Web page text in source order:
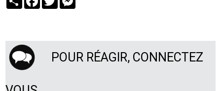
POUR RÉAGIR, CONNECTEZ